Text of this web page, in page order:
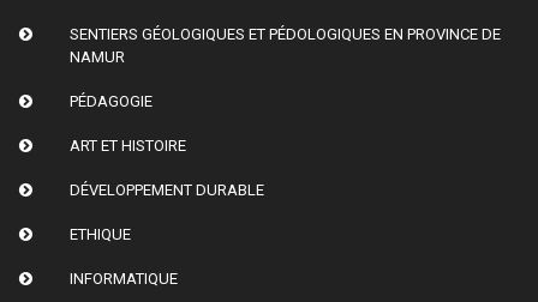
SENTIERS GÉOLOGIQUES ET PÉDOLOGIQUES EN PROVINCE DE
NAMUR
PÉDAGOGIE
ART ET HISTOIRE
DÉVELOPPEMENT DURABLE
ETHIQUE
INFORMATIQUE